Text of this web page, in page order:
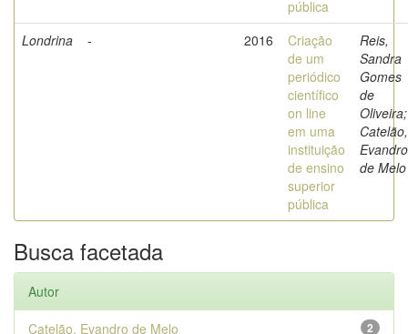
pública
Londrina - 2016
Criação
de um
periódico
científico
on line
em uma
instituição
de ensino
superior
pública
Reis,
Sandra
Gomes
de
Oliveira;
Catelão,
Evandro
de Melo
Busca facetada
Autor
2
Catelão, Evandro de Melo